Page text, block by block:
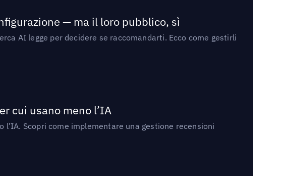
— ma il loro pubblico, sì
AI legge per decidere se raccomandarti. Ecco come gestirli
cui usano meno l’IA
Scopri come implementare una gestione recensioni